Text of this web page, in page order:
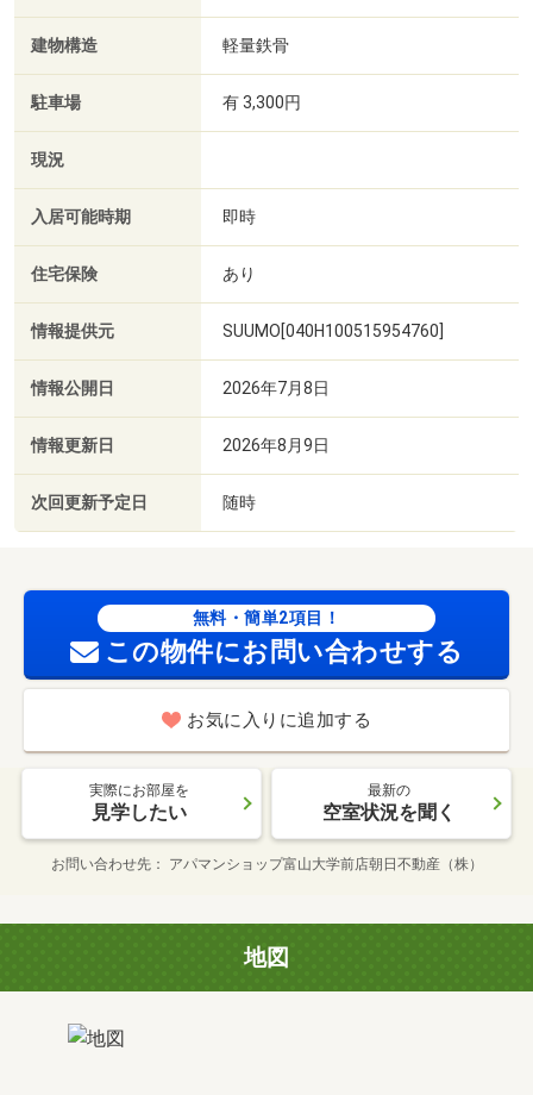
建物構造 軽量鉄骨
駐車場 有 3,300円
現況
入居可能時期 即時
住宅保険 あり
情報提供元 SUUMO[040H100515954760]
情報公開日 2026年7月8日
情報更新日 2026年8月9日
次回更新予定日 随時
無料・簡単2項目！
この物件にお問い合わせする
お気に入りに追加する
実際にお部屋を
見学したい
最新の
空室状況を聞く
お問い合わせ先 アパマンショップ富山大学前店朝日不動産（株）
地図